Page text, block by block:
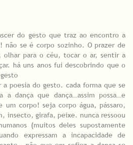
do gesto que traz ao encontro a
não se é corpo sozinho. O prazer de
olhar para o céu, tocar o ar, sentir a
há uns anos fui descobrindo que o
poesia do gesto. cada forma que se
a dança que dança…assim possa…e
um corpo! seja corpo água, pássaro,
insecto, girafa, peixe. nunca ressoou
(muitos deles supostamente
expressam a incapacidade de